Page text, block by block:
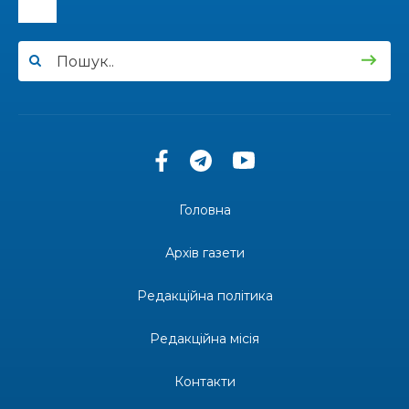
15:24
31 лип
“Серпневі свята” – Клуб з народознавства
Юні мешканці Бахмутської громади у Харкові
долучилися до проєкту «Радість у дитячих
територіальної громади
«Дві музи» у Рівному: свято краси, мистецтва
Головна
Архів газети
Редакційна політика
Редакційна місія
Контакти